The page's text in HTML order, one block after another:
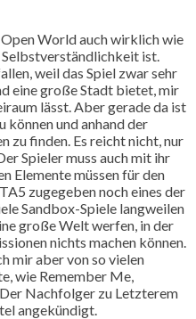
World auch wirklich wie
ist.
weil das Spiel zwar sehr
eine große Stadt bietet, mir
lässt. Aber gerade da ist
können und anhand der
zu finden. Es reicht nicht, nur
Spieler muss auch mit ihr
Elemente müssen für den
zugegeben noch eines der
Sandbox-Spiele langweilen
große Welt werfen, in der
nichts machen können.
mir aber von so vielen
wie Remember Me,
Nachfolger zu Letzterem
angekündigt.